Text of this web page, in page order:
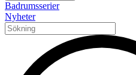
Badrumsserier
Nyheter